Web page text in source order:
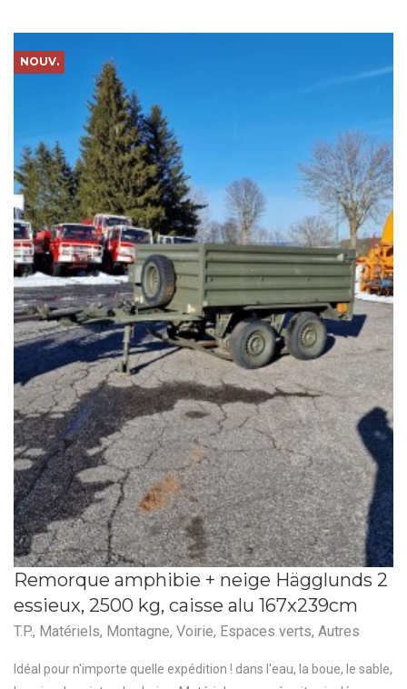
NOUV.
Remorque amphibie + neige Hägglunds 2
essieux, 2500 kg, caisse alu 167x239cm
T.P., Matériels, Montagne, Voirie, Espaces verts, Autres
Idéal pour n'importe quelle expédition ! dans l'eau, la boue, le sable,